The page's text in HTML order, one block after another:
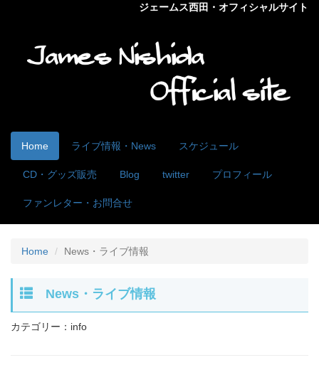
ジェームス西田・オフィシャルサイト
Home ライブ情報・News スケジュール
CD・グッズ販売 Blog twitter プロフィール
ファンレター・お問合せ
Home News・ライブ情報
News・ライブ情報
カテゴリー：info